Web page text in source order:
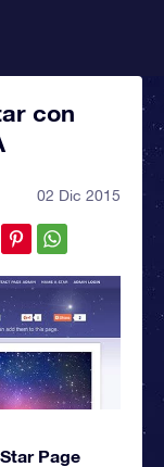
con
02 Dic 2015
Page